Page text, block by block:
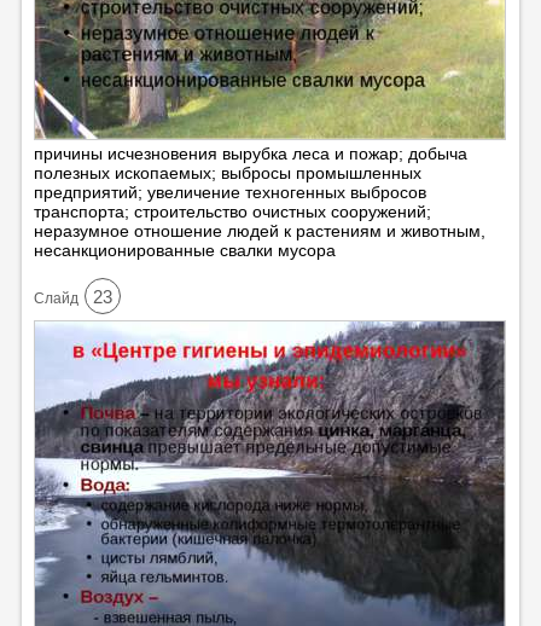
причины исчезновения вырубка леса и пожар; добыча
полезных ископаемых; выбросы промышленных
предприятий; увеличение техногенных выбросов
транспорта; строительство очистных сооружений;
неразумное отношение людей к растениям и животным,
несанкционированные свалки мусора
Cлайд 23